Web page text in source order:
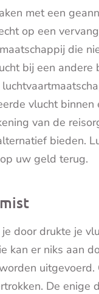
met een
op een
die
bij een andere
vlucht binnen
van de
bieden.
uw geld terug.
door drukte je
kan er niks aan
De enige